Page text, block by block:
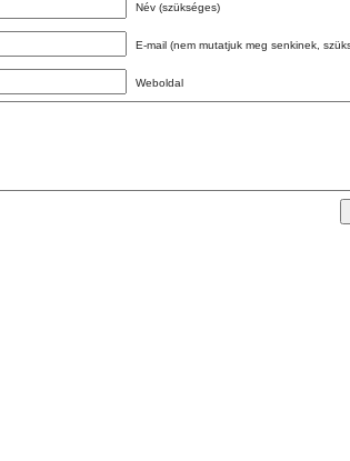
Név (szükséges)
E-mail (nem mutatjuk meg senkinek,
Weboldal